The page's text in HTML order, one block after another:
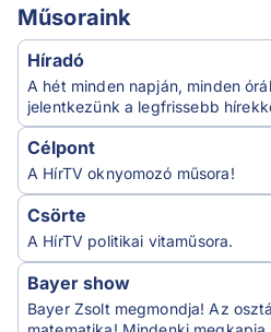
Műsoraink
Híradó
A hét minden napján, minden
jelentkezünk a legfrissebb
Célpont
A HírTV oknyomozó műsora!
Csörte
A HírTV politikai vitaműsora.
Bayer show
Bayer Zsolt megmondja! Az